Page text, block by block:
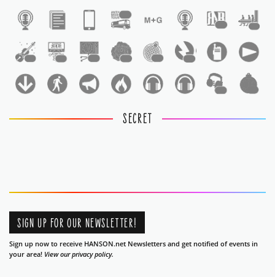
SECRET
SIGN UP FOR OUR NEWSLETTER!
Sign up now to receive HANSON.net Newsletters and get notified of events in
your area! View our privacy policy.